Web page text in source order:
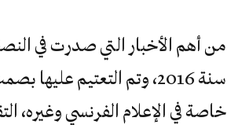
من أهم الأخبار التي صدرت في
سنة 2016، وتم التعتيم
خاصة في الإعلام الفرنسي وغيره،